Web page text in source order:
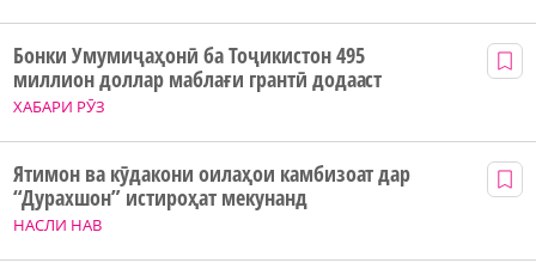
ХАБАРИ РӮЗ
Бонки Умумиҷаҳонӣ ба Тоҷикистон 495
миллион доллар маблағи грантӣ додааст
НАСЛИ НАВ
Ятимон ва кӯдакони оилаҳои камбизоат дар
“Дурахшон” истироҳат мекунанд